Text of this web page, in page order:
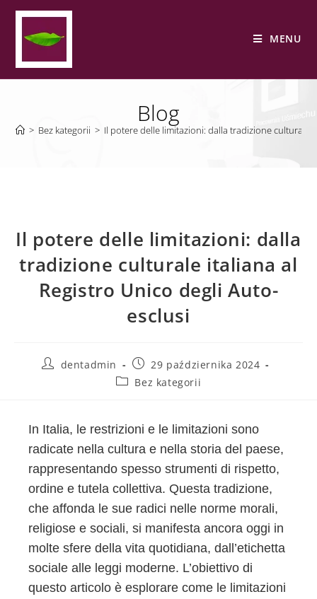
MENU
Blog
> Bez kategorii > Il potere delle limitazioni: dalla tradizione culturale
Il potere delle limitazioni: dalla
tradizione culturale italiana al
Registro Unico degli Auto-
esclusi
dentadmin
29 października 2024
Bez kategorii
In Italia, le restrizioni e le limitazioni sono
radicate nella cultura e nella storia del paese,
rappresentando spesso strumenti di rispetto,
ordine e tutela collettiva. Questa tradizione,
che affonda le sue radici nelle norme morali,
religiose e sociali, si manifesta ancora oggi in
molte sfere della vita quotidiana, dall’etichetta
sociale alle leggi moderne. L’obiettivo di
questo articolo è esplorare come le limitazioni